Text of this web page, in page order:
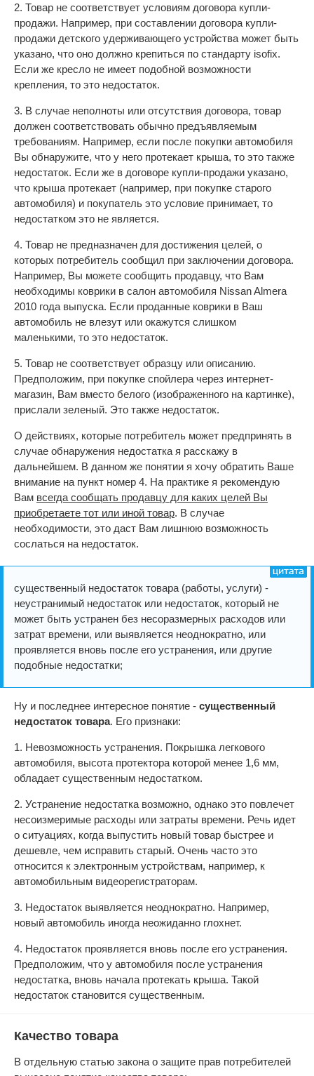
2. Товар не соответствует условиям договора купли-
продажи. Например, при составлении договора купли-
продажи детского удерживающего устройства может быть
указано, что оно должно крепиться по стандарту isofix.
Если же кресло не имеет подобной возможности
крепления, то это недостаток.
3. В случае неполноты или отсутствия договора, товар
должен соответствовать обычно предъявляемым
требованиям. Например, если после покупки автомобиля
Вы обнаружите, что у него протекает крыша, то это также
недостаток. Если же в договоре купли-продажи указано,
что крыша протекает (например, при покупке старого
автомобиля) и покупатель это условие принимает, то
недостатком это не является.
4. Товар не предназначен для достижения целей, о
которых потребитель сообщил при заключении договора.
Например, Вы можете сообщить продавцу, что Вам
необходимы коврики в салон автомобиля Nissan Almera
2010 года выпуска. Если проданные коврики в Ваш
автомобиль не влезут или окажутся слишком
маленькими, то это недостаток.
5. Товар не соответствует образцу или описанию.
Предположим, при покупке спойлера через интернет-
магазин, Вам вместо белого (изображенного на картинке),
прислали зеленый. Это также недостаток.
О действиях, которые потребитель может предпринять в
случае обнаружения недостатка я расскажу в
дальнейшем. В данном же понятии я хочу обратить Ваше
внимание на пункт номер 4. На практике я рекомендую
Вам всегда сообщать продавцу для каких целей Вы
приобретаете тот или иной товар. В случае
необходимости, это даст Вам лишнюю возможность
сослаться на недостаток.
существенный недостаток товара (работы, услуги) -
неустранимый недостаток или недостаток, который не
может быть устранен без несоразмерных расходов или
затрат времени, или выявляется неоднократно, или
проявляется вновь после его устранения, или другие
подобные недостатки;
Ну и последнее интересное понятие - существенный
недостаток товара. Его признаки:
1. Невозможность устранения. Покрышка легкового
автомобиля, высота протектора которой менее 1,6 мм,
обладает существенным недостатком.
2. Устранение недостатка возможно, однако это повлечет
несоизмеримые расходы или затраты времени. Речь идет
о ситуациях, когда выпустить новый товар быстрее и
дешевле, чем исправить старый. Очень часто это
относится к электронным устройствам, например, к
автомобильным видеорегистраторам.
3. Недостаток выявляется неоднократно. Например,
новый автомобиль иногда неожиданно глохнет.
4. Недостаток проявляется вновь после его устранения.
Предположим, что у автомобиля после устранения
недостатка, вновь начала протекать крыша. Такой
недостаток становится существенным.
Качество товара
В отдельную статью закона о защите прав потребителей